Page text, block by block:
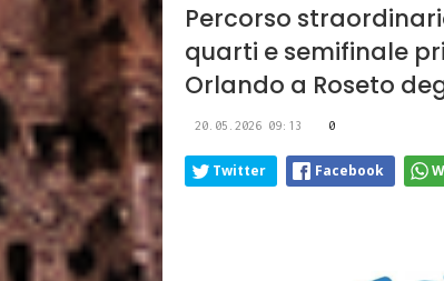
Percorso
quarti e semifinale
Orlando a Roseto
20.05.2026 09:13 0
Twitter Facebook